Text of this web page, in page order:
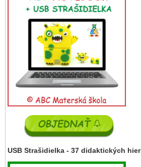
USB Strašidielka - 37 didaktických hier